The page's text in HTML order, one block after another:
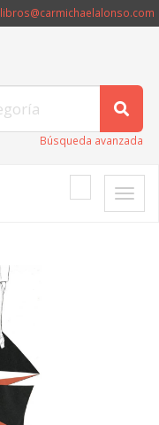
libros@carmichaelalonso.com
Búsqueda avanzada
Toggle